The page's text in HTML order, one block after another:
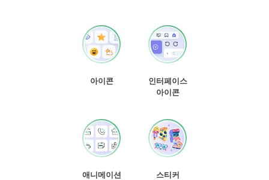
아이콘
인터페이스
아이콘
애니메이션
스티커